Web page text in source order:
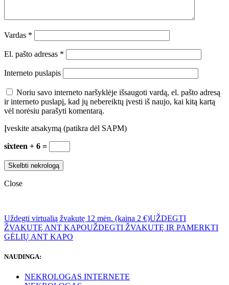
Vardas *
El. pašto adresas *
Interneto puslapis
Noriu savo interneto naršyklėje išsaugoti vardą, el. pašto adresą
ir interneto puslapį, kad jų nebereiktų įvesti iš naujo, kai kitą kartą
vėl norėsiu parašyti komentarą.
Įveskite atsakymą (patikra dėl SAPM)
sixteen + 6 =
Close
Uždegti virtualią žvakutę 12 mėn. (kaina 2 €)UŽDEGTI
ŽVAKUTĘ ANT KAPOUŽDEGTI ŽVAKUTĘ IR PAMERKTI
GĖLIŲ ANT KAPO
NAUDINGA:
NEKROLOGAS INTERNETE